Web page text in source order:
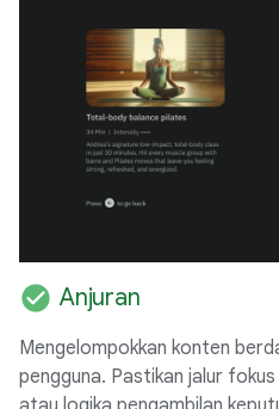
check_circle Anjuran
Mengelompokkan konten
pengguna. Pastikan jalur